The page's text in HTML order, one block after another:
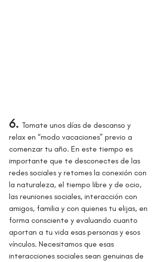
6. Tomate unos días de descanso y
relax en “modo vacaciones” previo a
comenzar tu año. En este tiempo es
importante que te desconectes de las
redes sociales y retomes la conexión con
la naturaleza, el tiempo libre y de ocio,
las reuniones sociales, interacción con
amigos, familia y con quienes tu elijas, en
forma consciente y evaluando cuanto
aportan a tu vida esas personas y esos
vínculos. Necesitamos que esas
interacciones sociales sean genuinas de